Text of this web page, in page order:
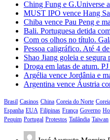
Ching Fung e G.Universe
MUST IPO vence Hang
Chiba vence Pau Peng e
Bali. Portuguesa detida
Com os olhos no título.
Pessoa caligráfico. Até 4
Shao Jiang goleia e
Droga em latas de atum.
Argélia vence Jordânia e
Argentina vence Áustria
Brasil Casinos China Coreia do Norte
Espanha EUA Filipinas França Governo
Pequim Portugal Protestos Tailândia Taiwan